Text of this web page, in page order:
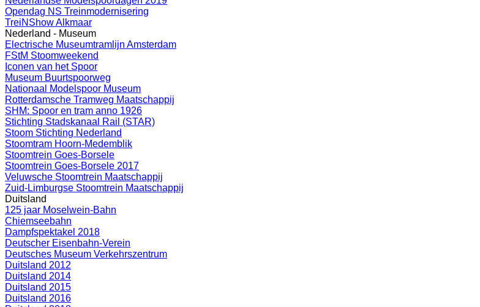
Opendag NS Treinmodernisering
TreiNShow Alkmaar
Nederland - Museum
Electrische Museumtramlijn Amsterdam
FStM Stoomweekend
Iconen van het Spoor
Museum Buurtspoorweg
Nationaal Modelspoor Museum
Rotterdamsche Tramweg Maatschappij
SHM: Spoor en tram anno 1926
Stichting Stadskanaal Rail (STAR)
Stoom Stichting Nederland
Stoomtram Hoorn-Medemblik
Stoomtrein Goes-Borsele
Stoomtrein Goes-Borsele 2017
Veluwsche Stoomtrein Maatschappij
Zuid-Limburgse Stoomtrein Maatschappij
Duitsland
125 jaar Moselwein-Bahn
Chiemseebahn
Dampfspektakel 2018
Deutscher Eisenbahn-Verein
Deutsches Museum Verkehrszentrum
Duitsland 2012
Duitsland 2014
Duitsland 2015
Duitsland 2016